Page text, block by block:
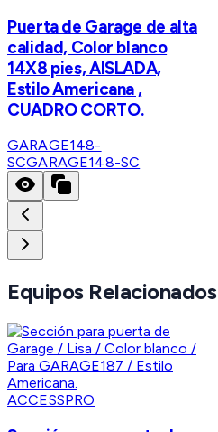
Puerta de Garage de alta
calidad, Color blanco
14X8 pies, AISLADA,
Estilo Americana ,
CUADRO CORTO.
GARAGE148-
SCGARAGE148-SC
Equipos Relacionados
ACCESSPRO